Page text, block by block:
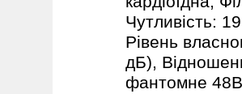
Чутливість:
Рівень
дБ),
фантомне